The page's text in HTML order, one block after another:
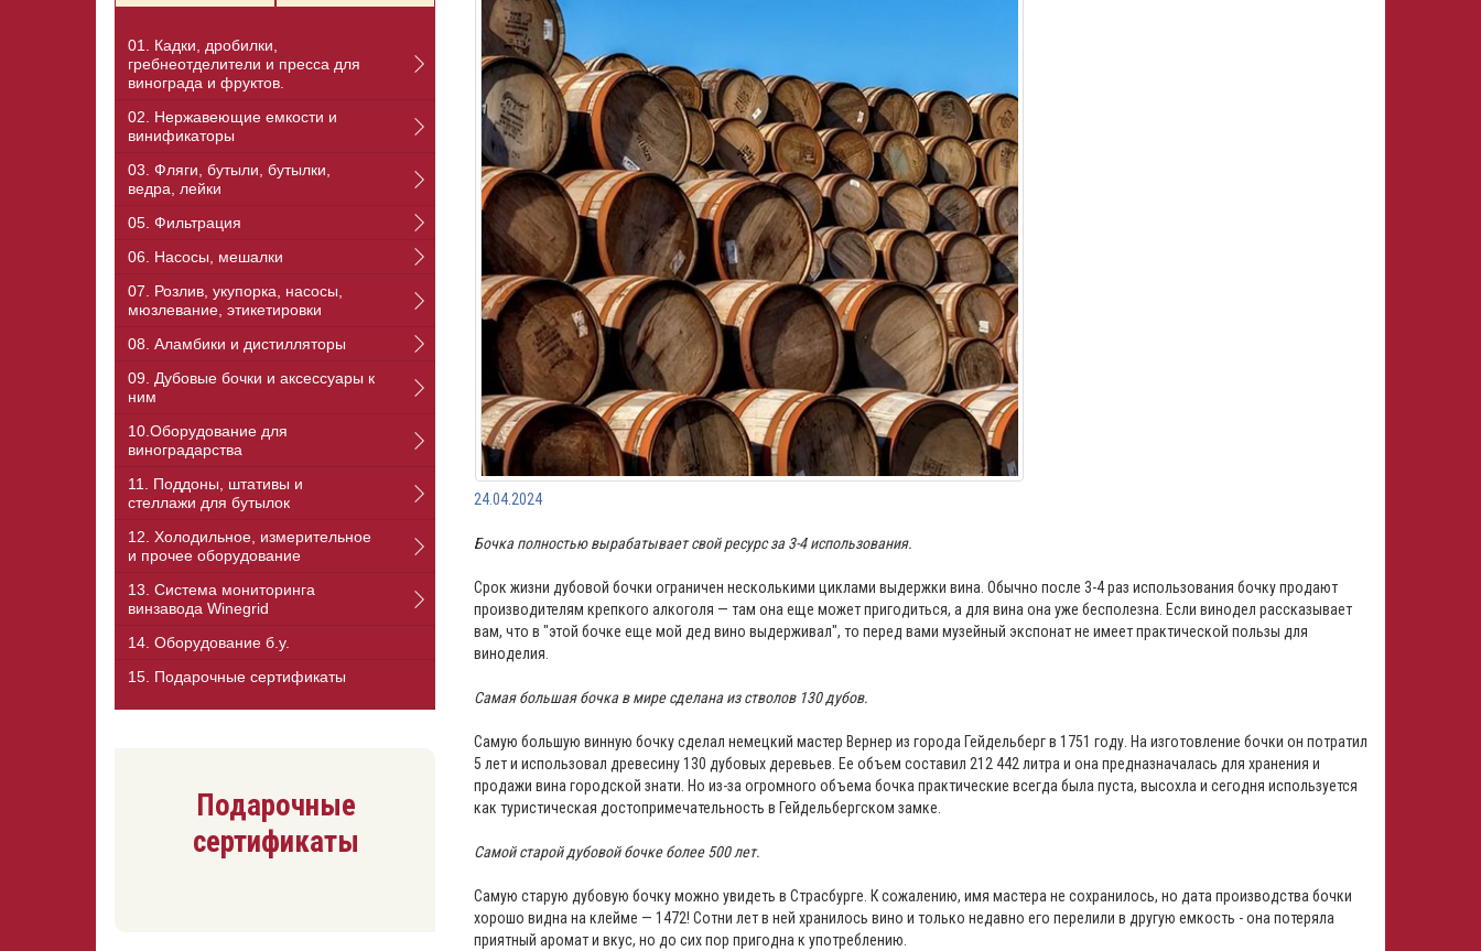
24.04.2024
Бочка полностью вырабатывает свой ресурс за 3-4 использования.
Срок жизни дубовой бочки ограничен несколькими циклами выдержки вина. Обычно после 3-4 раз использования бочку продают
производителям крепкого алкоголя — там она еще может пригодиться, а для вина она уже бесполезна. Если винодел рассказывает
вам, что в "этой бочке еще мой дед вино выдерживал", то перед вами музейный экспонат не имеет практической пользы для
виноделия.
Самая большая бочка в мире сделана из стволов 130 дубов.
Самую большую винную бочку сделал немецкий мастер Вернер из города Гейдельберг в 1751 году. На изготовление бочки он потратил
5 лет и использовал древесину 130 дубовых деревьев. Ее объем составил 212 442 литра и она предназначалась для хранения и
продажи вина городской знати. Но из-за огромного объема бочка практические всегда была пуста, высохла и сегодня используется
как туристическая достопримечательность в Гейдельбергском замке.
Самой старой дубовой бочке более 500 лет.
Самую старую дубовую бочку можно увидеть в Страсбурге. К сожалению, имя мастера не сохранилось, но дата производства бочки
хорошо видна на клейме — 1472! Сотни лет в ней хранилось вино и только недавно его перелили в другую емкость - она потеряла
приятный аромат и вкус, но до сих пор пригодна к употреблению.
01. Кадки, дробилки,
гребнеотделители и пресса для
винограда и фруктов.
02. Нержавеющие емкости и
винификаторы
03. Фляги, бутыли, бутылки,
ведра, лейки
05. Фильтрация
06. Насосы, мешалки
07. Розлив, укупорка, насосы,
мюзлевание, этикетировки
08. Аламбики и дистилляторы
09. Дубовые бочки и аксессуары к
ним
10.Оборудование для
виноградарства
11. Поддоны, штативы и
стеллажи для бутылок
12. Холодильное, измерительное
и прочее оборудование
13. Cистема мониторинга
винзавода Winegrid
14. Оборудование б.у.
15. Подарочные сертификаты
Подарочные
сертификаты